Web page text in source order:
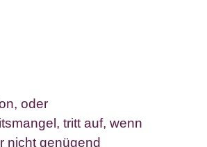
oder
tritt auf, wenn
nicht genügend